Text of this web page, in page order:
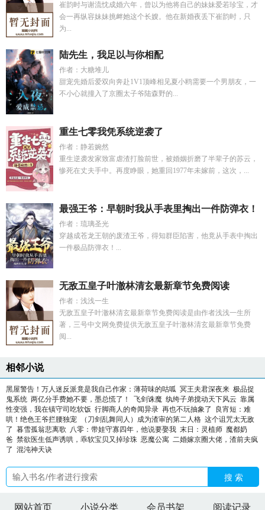
崔韵时与谢流忱成婚六年，曾以为他将自己的妹妹爱若珍宝，才
会一再纵容妹妹挑衅她这个长嫂。他在新婚夜丢下崔韵时，只
为...
陆先生，我足以与你相配
作者：大糖堆儿
甜宠先婚后爱双向奔赴1V1顶峰相见夏小鸥需要一个男朋友，一
不小心就撞入了京圈太子爷陆森野的...
重生七零我凭系统逆袭了
作者：静若婉然
重生逆袭发家致富虐渣打脸前世，被婚姻折磨了半辈子的苏云，
惨死在丈夫手中。再度睁眼，她重回1977年未嫁前，这次，...
最强王爷：早朝时我从手表里掏出一件防弹衣！
作者：琉璃圣光
穿越成苍龙王朝的废渣王爷，得知群臣陷害，他竟从手表中掏出
一件极品防弹衣！...
无敌五皇子叶澈林清玄最新章节免费阅读
作者：浅浅一生
无敌五皇子叶澈林清玄最新章节免费阅读是由作者浅浅一生所
著，三号中文网免费提供无敌五皇子叶澈林清玄最新章节免费
阅...
相邻小说
黑屋警告！万人迷反派竟是我自己作家：薄荷味的咕呱 冥王夫君深夜来 极品捉
鬼系统 两亿分手费她不要，墨总慌了！ 飞剑诛魔 纨绔子弟搅动天下风云 靠属
性变强，我在镇守司吃软饭 行脚商人的奇闻异录 再也不玩抽象了
良宵短：难
哄！绝色王爷拦腰独宠
（刀剑乱舞同人）成为渣审的第二人格 这个诅咒太无敌
了 暮雪孤翁悲离歌 八零：带娃守寡四年，他说要娶我 末日：灵植师 魔都奶
爸 禁欲医生低声诱哄，乖软宝贝又掉珍珠 恶魔公寓 二婚嫁京圈大佬，渣前夫疯
了 混沌神天诀
搜 索
网站首页 小说分类 会员书架 阅读记录